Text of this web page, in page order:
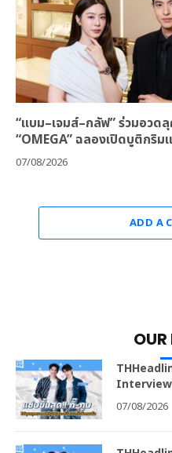
“แบม–เจมส์–กลัฟ” ร่วมอวด
“OMEGA” ฉลองเปิดบูติกริ
07/08/2026
ADD A
Interview
07/08/2026